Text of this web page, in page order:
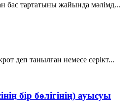
бас тартатыны жайында мәлiмд...
деп танылған немесе серiкт...
бір бөлігінің) ауысуы